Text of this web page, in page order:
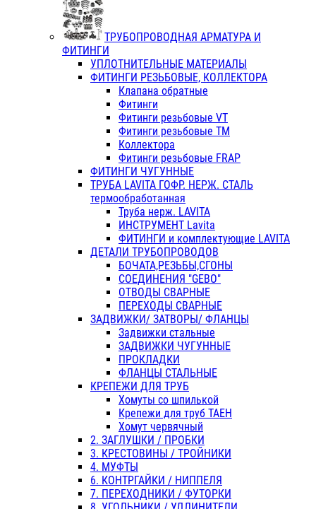
ТРУБОПРОВОДНАЯ АРМАТУРА И
ФИТИНГИ
УПЛОТНИТЕЛЬНЫЕ МАТЕРИАЛЫ
ФИТИНГИ РЕЗЬБОВЫЕ, КОЛЛЕКТОРА
Клапана обратные
Фитинги
Фитинги резьбовые VT
Фитинги резьбовые ТМ
Коллектора
Фитинги резьбовые FRAP
ФИТИНГИ ЧУГУННЫЕ
ТРУБА LAVITA ГОФР. НЕРЖ. СТАЛЬ
термообработанная
Труба нерж. LAVITA
ИНСТРУМЕНТ Lavita
ФИТИНГИ и комплектующие LAVITA
ДЕТАЛИ ТРУБОПРОВОДОВ
БОЧАТА,РЕЗЬБЫ,СГОНЫ
СОЕДИНЕНИЯ "GEBO"
ОТВОДЫ СВАРНЫЕ
ПЕРЕХОДЫ СВАРНЫЕ
ЗАДВИЖКИ/ ЗАТВОРЫ/ ФЛАНЦЫ
Задвижки стальные
ЗАДВИЖКИ ЧУГУННЫЕ
ПРОКЛАДКИ
ФЛАНЦЫ СТАЛЬНЫЕ
КРЕПЕЖИ ДЛЯ ТРУБ
Хомуты со шпилькой
Крепежи для труб ТАЕН
Хомут червячный
2. ЗАГЛУШКИ / ПРОБКИ
3. КРЕСТОВИНЫ / ТРОЙНИКИ
4. МУФТЫ
6. КОНТРГАЙКИ / НИППЕЛЯ
7. ПЕРЕХОДНИКИ / ФУТОРКИ